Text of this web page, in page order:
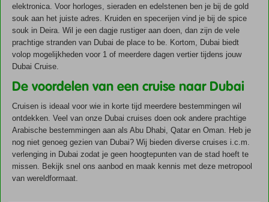
elektronica. Voor horloges, sieraden en edelstenen ben je bij de gold
souk aan het juiste adres. Kruiden en specerijen vind je bij de spice
souk in Deira. Wil je een dagje rustiger aan doen, dan zijn de vele
prachtige stranden van Dubai de place to be. Kortom, Dubai biedt
volop mogelijkheden voor 1 of meerdere dagen vertier tijdens jouw
Dubai Cruise.
De voordelen van een cruise naar Dubai
Cruisen is ideaal voor wie in korte tijd meerdere bestemmingen wil
ontdekken. Veel van onze Dubai cruises doen ook andere prachtige
Arabische bestemmingen aan als Abu Dhabi, Qatar en Oman. Heb je
nog niet genoeg gezien van Dubai? Wij bieden diverse cruises i.c.m.
verlenging in Dubai zodat je geen hoogtepunten van de stad hoeft te
missen. Bekijk snel ons aanbod en maak kennis met deze metropool
van wereldformaat.